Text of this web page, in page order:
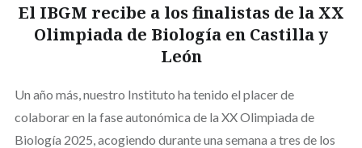
El IBGM recibe a los finalistas de la XX
Olimpiada de Biología en Castilla y
León
Un año más, nuestro Instituto ha tenido el placer de
colaborar en la fase autonómica de la XX Olimpiada de
Biología 2025, acogiendo durante una semana a tres de los